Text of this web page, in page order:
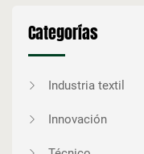
Categorías
Industria textil
Innovación